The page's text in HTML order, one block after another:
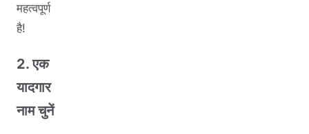
महत्वपूर्ण
है!
2. एक
यादगार
नाम चुनें